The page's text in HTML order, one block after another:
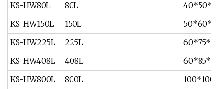
KS-HW80L
80L
KS-HW150L
150L
KS-HW225L
225L
KS-HW408L
408L
KS-HW800L
800L